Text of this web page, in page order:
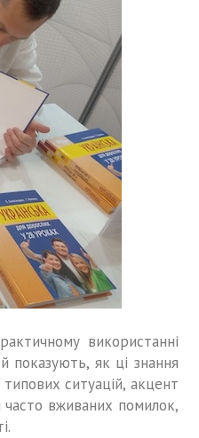
використанні
показують, як ці знання
ситуацій, акцент
вживаних помилок,